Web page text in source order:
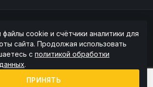
на источник обязательна.
не является публичной офертой (ст. 437 ГК РФ).
и наличие уточняйте у менеджера.
конфиденциальности
Пользовательское соглашение
cookie и счётчики аналитики для
сайта. Продолжая использовать
с политикой обработки
.
ПРИНЯТЬ